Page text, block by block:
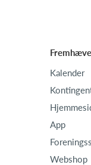
Kalender
App
Webshop